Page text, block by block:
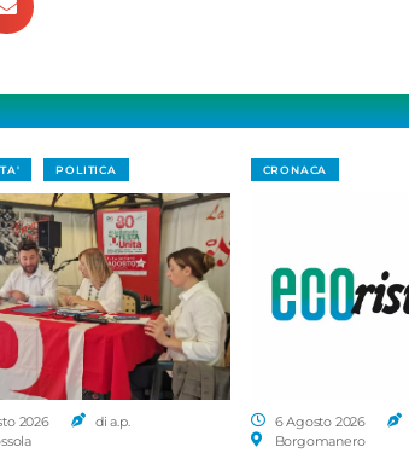
POLITICA
2026
di a.p.
CRONACA
6 Agosto 2026
Borgomanero